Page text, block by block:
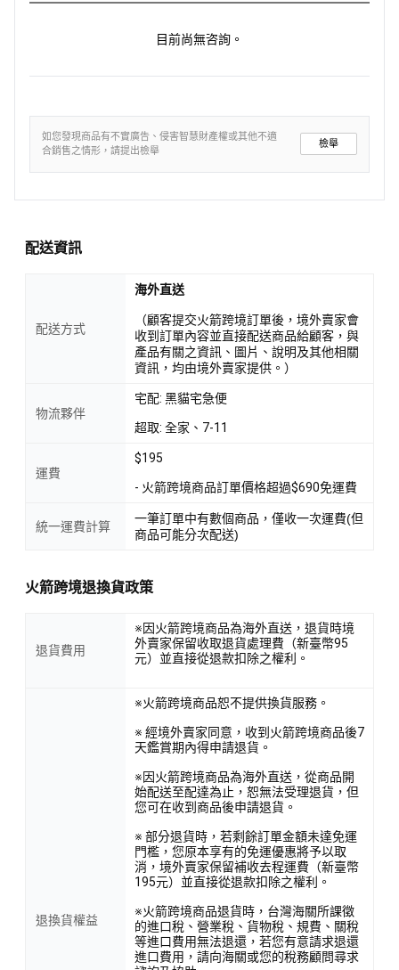
目前尚無咨詢。
如您發現商品有不實廣告、侵害智慧財產權或其他不適
合銷售之情形，請提出檢舉
檢舉
配送資訊
配送方式
海外直送
（顧客提交火箭跨境訂單後，境外賣家會
收到訂單內容並直接配送商品給顧客，與
產品有關之資訊、圖片、說明及其他相關
資訊，均由境外賣家提供。）
物流夥伴
宅配: 黑貓宅急便
超取: 全家、7-11
運費
$195
- 火箭跨境商品訂單價格超過$690免運費
統一運費計算
一筆訂單中有數個商品，僅收一次運費(但
商品可能分次配送)
火箭跨境退換貨政策
退貨費用
※因火箭跨境商品為海外直送，退貨時境
外賣家保留收取退貨處理費（新臺幣95
元）並直接從退款扣除之權利。
退換貨權益
※火箭跨境商品恕不提供換貨服務。
※ 經境外賣家同意，收到火箭跨境商品後7
天鑑賞期內得申請退貨。
※因火箭跨境商品為海外直送，從商品開
始配送至配達為止，恕無法受理退貨，但
您可在收到商品後申請退貨。
※ 部分退貨時，若剩餘訂單金額未達免運
門檻，您原本享有的免運優惠將予以取
消，境外賣家保留補收去程運費（新臺幣
195元）並直接從退款扣除之權利。
※火箭跨境商品退貨時，台灣海關所課徵
的進口稅、營業稅、貨物稅、規費、關稅
等進口費用無法退還，若您有意請求退還
進口費用，請向海關或您的稅務顧問尋求